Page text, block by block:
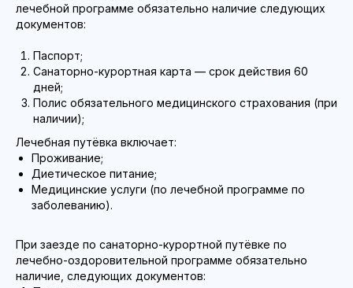
лечебной программе обязательно наличие следующих
документов:
Паспорт;
Санаторно-курортная карта — срок действия 60
дней;
Полис обязательного медицинского страхования (при
наличии);
Лечебная путёвка включает:
Проживание;
Диетическое питание;
Медицинские услуги (по лечебной программе по
заболеванию).
При заезде по санаторно-курортной путёвке по
лечебно-оздоровительной программе обязательно
наличие, следующих документов: